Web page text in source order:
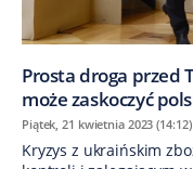
Prosta droga przed
może zaskoczyć
Piątek, 21 kwietnia 2023 (14:12)
Kryzys z ukraińskim